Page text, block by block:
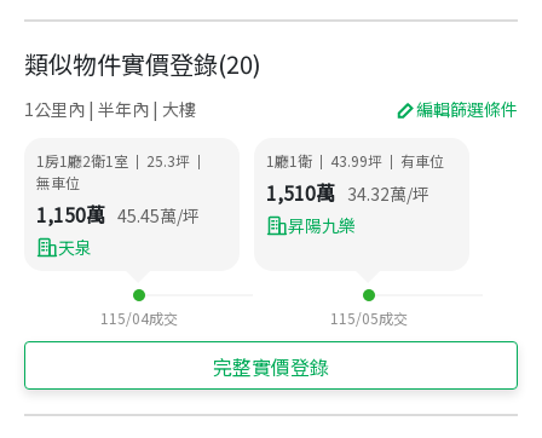
類似物件實價登錄(20)
1公里內 | 半年內 | 大樓 編輯篩選條件
1房1廳2衛1室 | 25.3坪 |
無車位
1,150萬 45.45萬/坪
天泉
115/04成交
1廳1衛 | 43.99坪 | 有車位
1,510萬 34.32萬/坪
昇陽九樂
115/05成交
完整實價登錄